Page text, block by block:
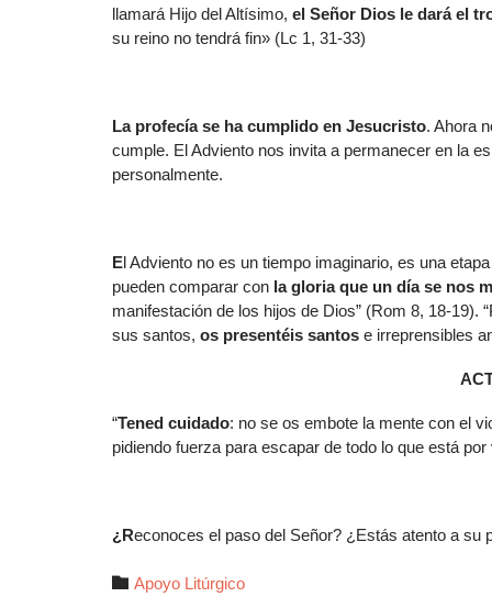
llamará Hijo del Altísimo, el Señor Dios le dará el
su reino no tendrá fin» (Lc 1, 31-33)
La profecía se ha cumplido en Jesucristo. Ahora
cumple. El Adviento nos invita a permanecer en la
personalmente.
El Adviento no es un tiempo imaginario, es una
pueden comparar con la gloria que un día se nos
manifestación de los hijos de Dios” (Rom 8, 18-19).
sus santos, os presentéis santos e irreprensibles
“Tened cuidado: no se os embote la mente con el
pidiendo fuerza para escapar de todo lo que está
¿Reconoces el paso del Señor? ¿Estás atento a su
 Autor
Apoyo Litúrgico